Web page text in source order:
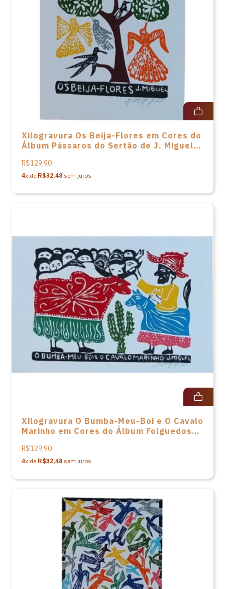
Xilogravura Os Beija-Flores em Cores do
Álbum Pássaros do Sertão de J. Miguel -
R$129,90
4x de R$32,48 sem juros
Xilogravura O Bumba-Meu-Boi e O Cavalo
Marinho em Cores do Álbum Folguedos
R$129,90
4x de R$32,48 sem juros